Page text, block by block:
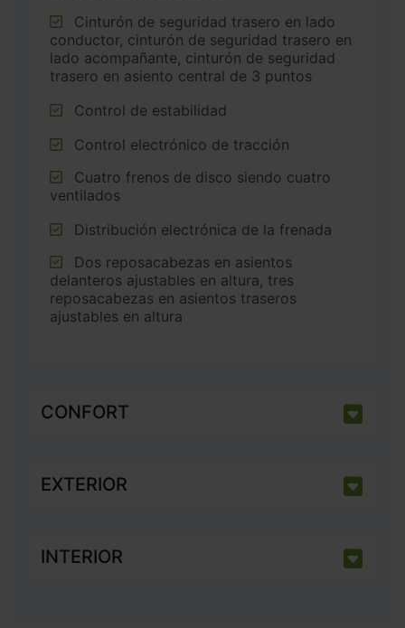
conductor, cinturón de seguridad trasero en
lado acompañante, cinturón de seguridad
trasero en asiento central de 3 puntos
Control de estabilidad
Control electrónico de tracción
ventilados
Distribución electrónica de la frenada
delanteros ajustables en altura, tres
reposacabezas en asientos traseros
ajustables en altura
CONFORT
EXTERIOR
INTERIOR